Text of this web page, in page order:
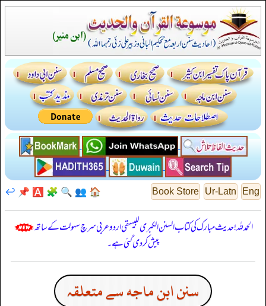
Eng
Ur-Latn
Book Store
🏠
👥
🔍
🧩
🅰️
📌
↩️
الحمدللہ! حدیث مبارک کی کتاب السنن الكبرى للبيهقي اردو عربی سرچ سہولت کے ساتھ
پیش کر دی گئی ہے۔
سنن ابن ماجه سے متعلقہ